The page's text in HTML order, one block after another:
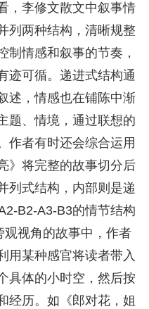
，李修文散文中叙事情
列两种结构，清晰规整
制情感和叙事的节奏，
迹可循。递进式结构通
述，情感也在铺陈中渐
题、情境，通过联想的
作者有时还会综合运用
》将完整的故事切分后
列式结构，内部则是递
B2-A3-B3的情节结构
观视角的故事中，作者
用某种感官将读者带入
具体的小时空，然后按
经历。如《郎对花，姐